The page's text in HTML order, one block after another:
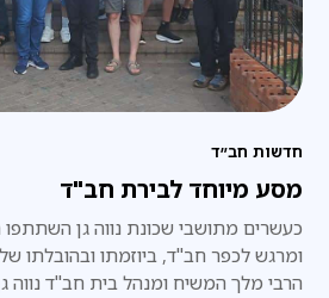
חדשות חב״ד
מסע מיוחד לבירת חב"ד
כעשרים מתושבי שכונת נווה גן
ומרגש לכפר חב"ד, ביוזמתו ובהובלתו
הרבי מלך המשיח ומנהל בית חב"ד